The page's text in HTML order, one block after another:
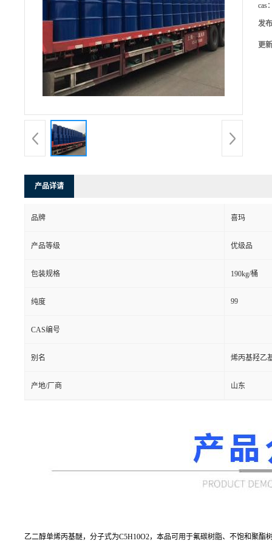
cas
发
更
产品详请
品牌 喜玛
产品等级 优级品
包装规格 190kg/桶
纯度 99
CAS编号
别名 烯丙基羟乙
产地/厂商 山东
乙二醇单烯丙基醚，分子式为C5H10O2，本品可用于氟碳树脂、不饱和聚